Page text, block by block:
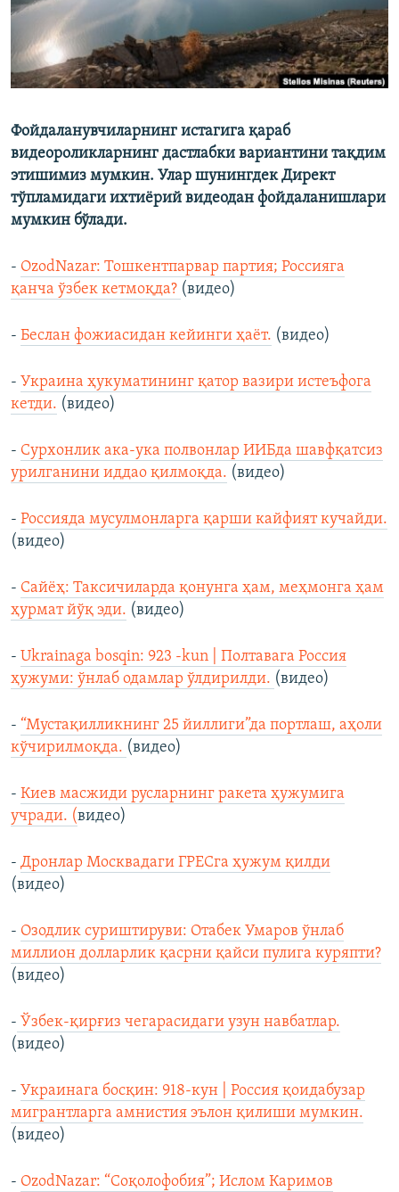
Фойдаланувчиларнинг истагига қараб
видеороликларнинг дастлабки вариантини тақдим
этишимиз мумкин. Улар шунингдек Директ
тўпламидаги ихтиёрий видеодан фойдаланишлари
мумкин бўлади.
- OzodNazar: Тошкентпарвар партия; Россияга
қанча ўзбек кетмоқда? (видео)
- Беслан фожиасидан кейинги ҳаёт. (видео)
- Украина ҳукуматининг қатор вазири истеъфога
кетди. (видео)
- Сурхонлик ака-ука полвонлар ИИБда шавфқатсиз
урилганини иддао қилмоқда. (видео)
- Россияда мусулмонларга қарши кайфият кучайди.
(видео)
- Сайёҳ: Таксичиларда қонунга ҳам, меҳмонга ҳам
ҳурмат йўқ эди. (видео)
- Ukrainaga bosqin: 923 -kun | Полтавага Россия
ҳужуми: ўнлаб одамлар ўлдирилди. (видео)
- “Мустақилликнинг 25 йиллиги”да портлаш, аҳоли
кўчирилмоқда. (видео)
- Киев масжиди русларнинг ракета ҳужумига
учради. (видео)
- Дронлар Москвадаги ГРEСга ҳужум қилди
(видео)
- Oзодлик суриштируви: Oтабек Умаров ўнлаб
миллион долларлик қасрни қайси пулига куряпти?
(видео)
- Ўзбек-қирғиз чегарасидаги узун навбатлар.
(видео)
- Украинага босқин: 918-кун | Россия қоидабузар
мигрантларга амнистия эълон қилиши мумкин.
(видео)
- OzodNazar: “Соқолофобия”; Ислом Каримов